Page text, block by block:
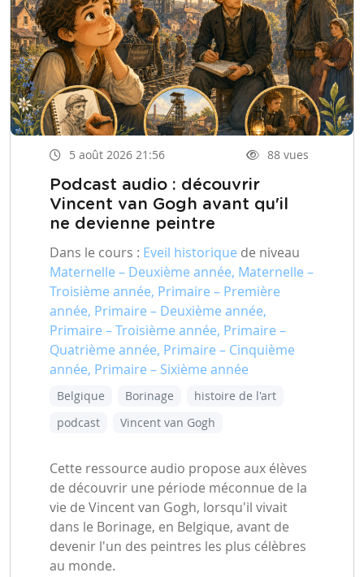
5 août 2026 21:56 88 vues
Podcast audio : découvrir
Vincent van Gogh avant qu'il
ne devienne peintre
Dans le cours : Eveil historique de niveau
Maternelle – Deuxième année, Maternelle –
Troisième année, Primaire – Première
année, Primaire – Deuxième année,
Primaire – Troisième année, Primaire –
Quatrième année, Primaire – Cinquième
année, Primaire – Sixième année
Belgique Borinage
histoire de l'art
podcast
Vincent van Gogh
Cette ressource audio propose aux élèves
de découvrir une période méconnue de la
vie de Vincent van Gogh, lorsqu'il vivait
dans le Borinage, en Belgique, avant de
devenir l'un des peintres les plus célèbres
au monde.